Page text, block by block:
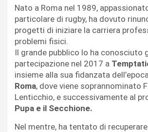
Nato a Roma nel 1989,
particolare di rugby, ha dovuto
progetti di iniziare la carriera
problemi fisici.
Il grande pubblico lo ha conosciuto
partecipazione nel 2017 a
insieme alla sua fidanzata
Roma, dove viene soprannominato
Lenticchio, e successivamente al
Pupa e il Secchione.
Nel mentre, ha tentato di